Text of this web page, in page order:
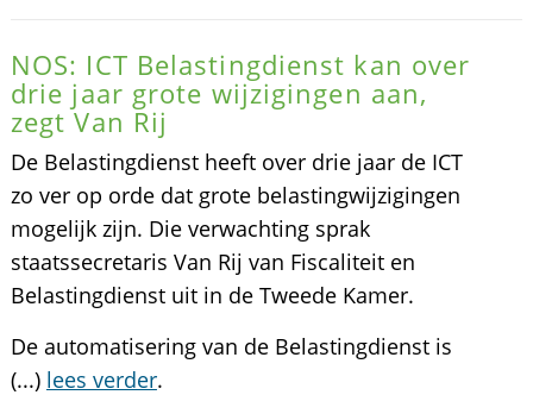
NOS: ICT Belastingdienst kan over
drie jaar grote wijzigingen aan,
zegt Van Rij
De Belastingdienst heeft over drie jaar de ICT
zo ver op orde dat grote belastingwijzigingen
mogelijk zijn. Die verwachting sprak
staatssecretaris Van Rij van Fiscaliteit en
Belastingdienst uit in de Tweede Kamer.
De automatisering van de Belastingdienst is
(...) lees verder.